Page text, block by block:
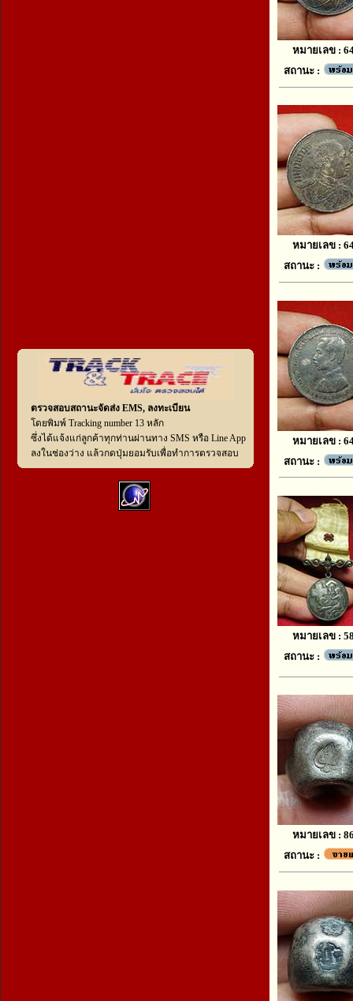
ตรวจสอบสถานะจัดส่ง EMS, ลงทะเบียน
โดยพิมพ์ Tracking number 13 หลัก
ซึ่งได้แจ้งแก่ลูกค้าทุกท่านผ่านทาง SMS หรือ Line App
ลงในช่องว่าง แล้วกดปุ่มยอมรับเพื่อทำการตรวจสอบ
หมายเลข :
สถานะ :
หมายเลข :
สถานะ :
หมายเลข :
สถานะ :
หมายเลข :
สถานะ :
หมายเลข :
สถานะ :